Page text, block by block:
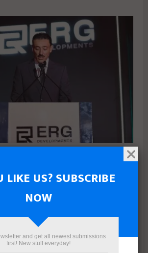
LIKE US? SUBSCRIBE
NOW
and get all newest submissions
first! New stuff everyday!